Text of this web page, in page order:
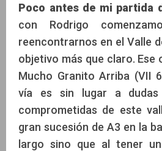
Poco antes de mi partida
con Rodrigo
reencontrarnos en el Valle
objetivo más que claro. Ese
Mucho Granito Arriba (VII
vía es sin lugar a
comprometidas de este
gran sucesión de A3 en la
largo sino que al tener